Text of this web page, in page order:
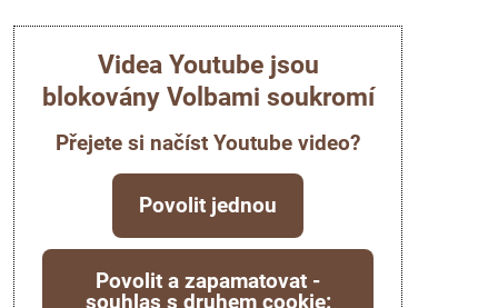
Videa Youtube jsou
blokovány Volbami soukromí
Přejete si načíst Youtube video?
Povolit jednou
Povolit a zapamatovat -
souhlas s druhem cookie: